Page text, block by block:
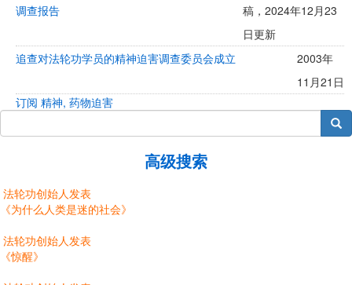
调查报告
稿，2024年12月23
日更新
追查对法轮功学员的精神迫害调查委员会成立
2003年
11月21日
订阅 精神, 药物迫害
搜索
高级搜索
法轮功创始人发表
《为什么人类是迷的社会》
法轮功创始人发表
《惊醒》